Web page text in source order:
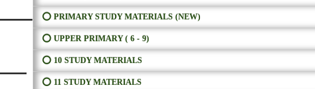
⭕ PRIMARY STUDY MATERIALS (NEW)
⭕ UPPER PRIMARY ( 6 - 9)
⭕ 10 STUDY MATERIALS
⭕ 11 STUDY MATERIALS